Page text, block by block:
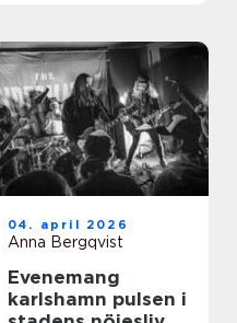
04. april 2026
Anna Bergqvist
Evenemang
karlshamn pulsen i